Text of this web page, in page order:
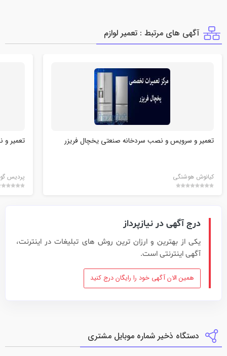
آگهی های مرتبط : تعمير لوازم
تعمیر و سرویس و نصب سردخانه صنعتی یخچال فریزر
کیانوش هوشنگی
تعمیر و
پردیس
درج آگهی در نیازپرداز
یکی از بهترین و ارزان ترین روش های تبلیغات در اینترنت،
آگهی اینترنتی است.
همین الان آگهی خود را رایگان درج کنید
دستگاه ذخیر شماره موبایل مشتری